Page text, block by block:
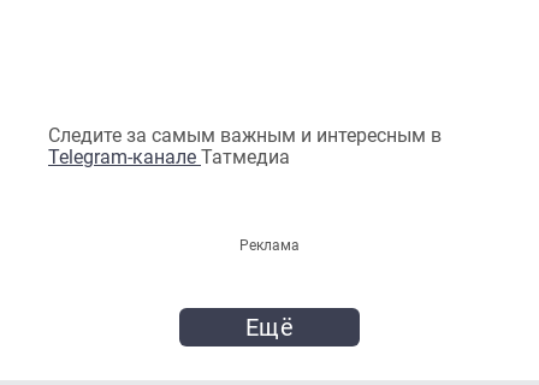
Следите за самым важным и интересным в
Telegram-канале Татмедиа
Реклама
Ещё